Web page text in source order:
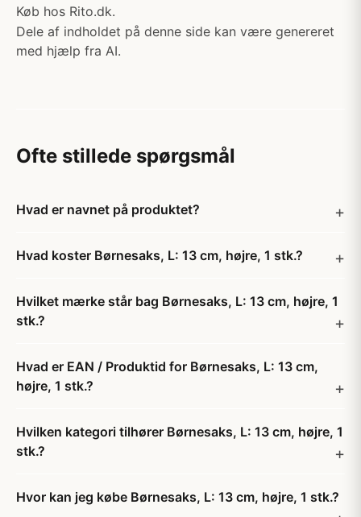
Køb hos Rito.dk.
Dele af indholdet på denne side kan være genereret
med hjælp fra AI.
Ofte stillede spørgsmål
Hvad er navnet på produktet?
Hvad koster Børnesaks, L: 13 cm, højre, 1 stk.?
Hvilket mærke står bag Børnesaks, L: 13 cm, højre, 1
stk.?
Hvad er EAN / Produktid for Børnesaks, L: 13 cm,
højre, 1 stk.?
Hvilken kategori tilhører Børnesaks, L: 13 cm, højre, 1
stk.?
Hvor kan jeg købe Børnesaks, L: 13 cm, højre, 1 stk.?